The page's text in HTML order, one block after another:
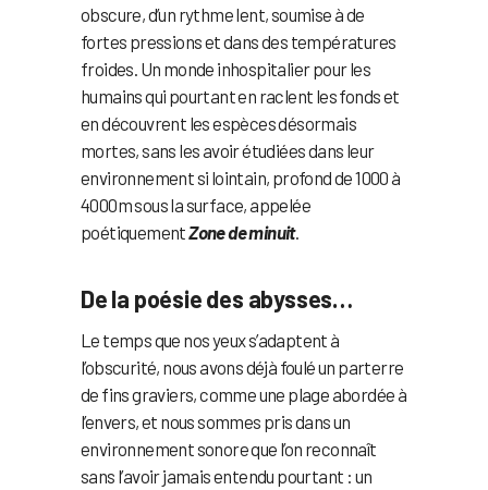
obscure, d’un rythme lent, soumise à de
fortes pressions et dans des températures
froides. Un monde inhospitalier pour les
humains qui pourtant en raclent les fonds et
en découvrent les espèces désormais
mortes, sans les avoir étudiées dans leur
environnement si lointain, profond de 1000 à
4000m sous la surface, appelée
poétiquementZone de minuit.
De la poésie des abysses…
Le temps que nos yeux s’adaptent à
l’obscurité, nous avons déjà foulé un parterre
de fins graviers, comme une plage abordée à
l’envers, et nous sommes pris dans un
environnement sonore que l’on reconnaît
sans l’avoir jamais entendu pourtant : un